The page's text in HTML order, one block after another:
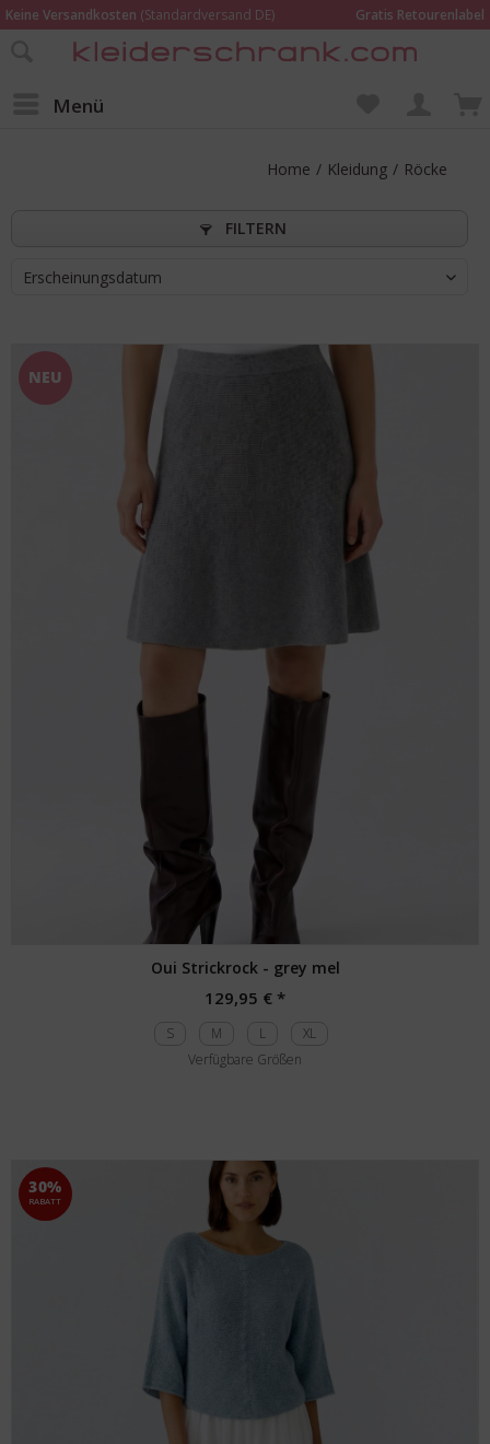
Keine Versandkosten (Standardversand DE)
Gratis Retourenlabel
Online bestellen – im Geschäft in Kempen anprobieren und beraten lassen
Menü
Home / Kleidung / Röcke
FILTERN
Erscheinungsdatum
NEU
Oui Strickrock - grey mel
129,95 € *
S M L
XL
Verfügbare Größen
30%
RABATT